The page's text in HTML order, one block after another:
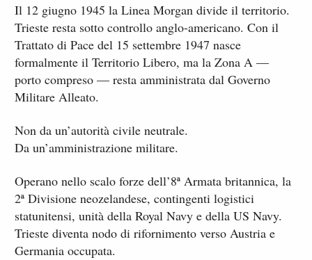
Il 12 giugno 1945 la Linea Morgan divide il territorio.
Trieste resta sotto controllo anglo-americano. Con il
Trattato di Pace del 15 settembre 1947 nasce
formalmente il Territorio Libero, ma la Zona A —
porto compreso — resta amministrata dal Governo
Militare Alleato.
Non da un’autorità civile neutrale.
Da un’amministrazione militare.
Operano nello scalo forze dell’8ª Armata britannica, la
2ª Divisione neozelandese, contingenti logistici
statunitensi, unità della Royal Navy e della US Navy.
Trieste diventa nodo di rifornimento verso Austria e
Germania occupata.